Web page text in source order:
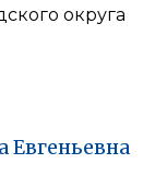
округа
Евгеньевна